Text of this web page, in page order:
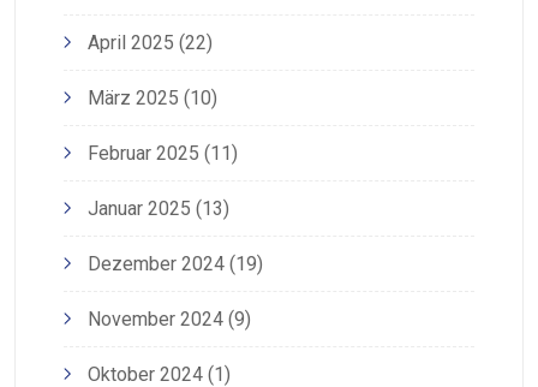
April 2025 (22)
März 2025 (10)
Februar 2025 (11)
Januar 2025 (13)
Dezember 2024 (19)
November 2024 (9)
Oktober 2024 (1)